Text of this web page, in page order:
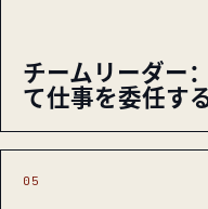
チームリーダー
て仕事を委任す
05